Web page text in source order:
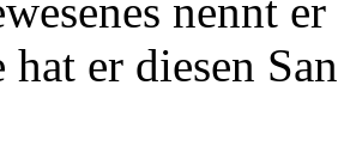
nennt
hat er diesen